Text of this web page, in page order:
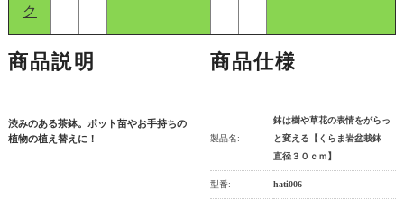
ク
商品説明
渋みのある茶鉢。ポット苗やお手持ちの
植物の植え替えに！
商品仕様
製品名:
鉢は樹や草花の表情をがらっ
と変える【くらま岩盆栽鉢
直径３０ｃｍ】
型番: hati006